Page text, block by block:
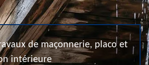
de maçonnerie, placo et
intérieure